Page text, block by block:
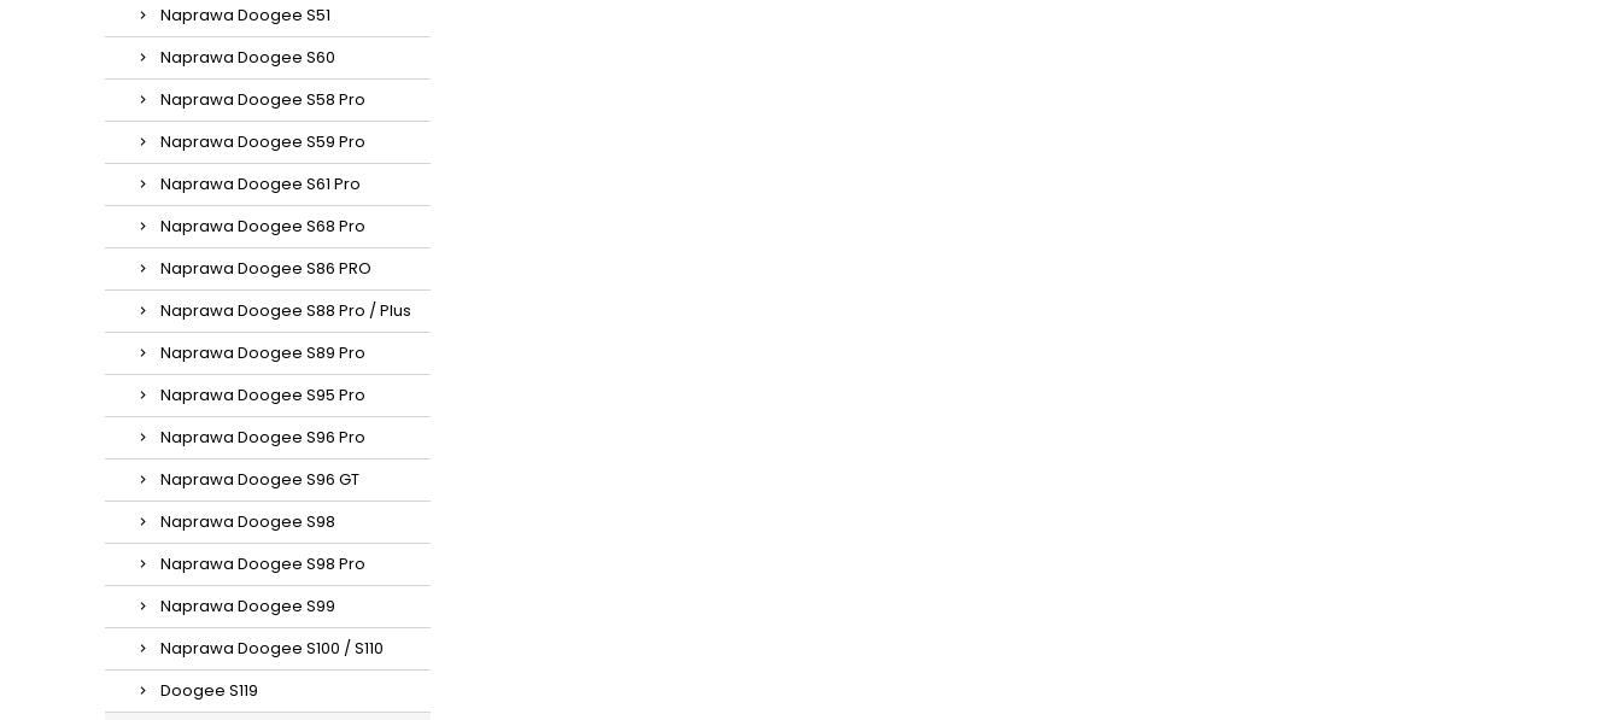
Naprawa Doogee S51
Naprawa Doogee S60
Naprawa Doogee S58 Pro
Naprawa Doogee S59 Pro
Naprawa Doogee S61 Pro
Naprawa Doogee S68 Pro
Naprawa Doogee S86 PRO
Naprawa Doogee S88 Pro / Plus
Naprawa Doogee S89 Pro
Naprawa Doogee S95 Pro
Naprawa Doogee S96 Pro
Naprawa Doogee S96 GT
Naprawa Doogee S98
Naprawa Doogee S98 Pro
Naprawa Doogee S99
Naprawa Doogee S100 / S110
Doogee S119